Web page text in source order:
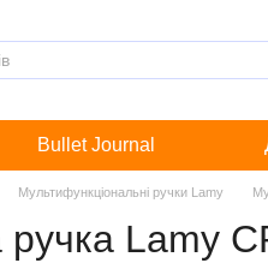
Bullet Journal
Мультифункціональні ручки Lamy
Lamy